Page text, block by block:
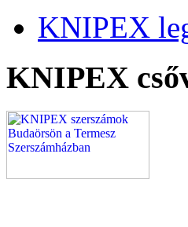
KNIPEX
KNIPEX